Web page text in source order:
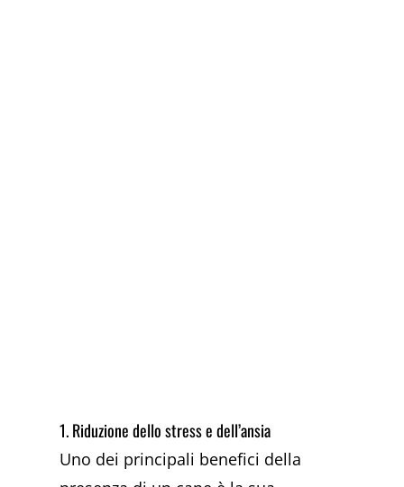
1. Riduzione dello stress e dell’ansia
Uno dei principali benefici della